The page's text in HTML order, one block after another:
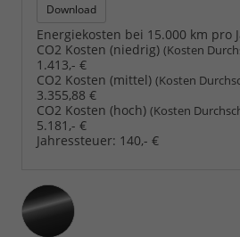
Download
Energiekosten bei 15.000 km pro
CO2 Kosten (niedrig) (Kosten
1.413,- €
CO2 Kosten (mittel) (Kosten
3.355,88 €
CO2 Kosten (hoch) (Kosten
5.181,- €
Jahressteuer: 140,- €